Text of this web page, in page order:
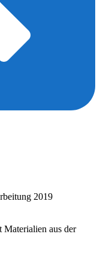
2019
aus der